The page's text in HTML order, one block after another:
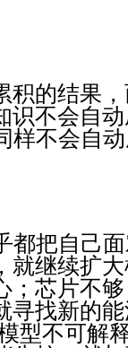
积的结果
识不会自
样不会自
都把自己
就继续扩
；芯片不
寻找新的
型不可解